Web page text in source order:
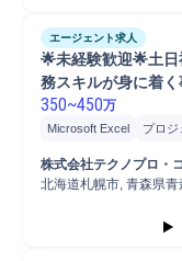
エージェント求人
🌟未経験歓迎🌟土
務スキルが身に着
350~450万
Microsoft Excel プロジ
請求
書類作成
株式会社テクノプロ・
北海道札幌市, 青森県